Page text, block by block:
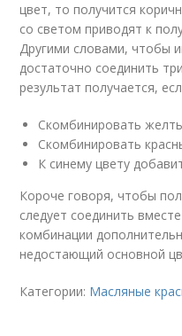
цвет, то получится
со светом приводят к
Другими словами, чтобы
достаточно соединить
результат получается,
Скомбинировать
Скомбинировать
К синему цвету
Короче говоря, чтобы
следует соединить
комбинации
недостающий основной
Категории: Масляные